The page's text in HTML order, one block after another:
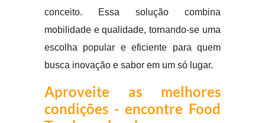
conceito. Essa solução combina
mobilidade e qualidade, tornando-se uma
escolha popular e eficiente para quem
busca inovação e sabor em um só lugar.
Aproveite as melhores
condições - encontre Food